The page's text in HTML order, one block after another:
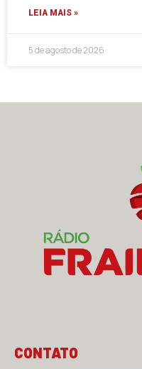
LEIA MAIS »
5 de agosto de 2026
CONTATO